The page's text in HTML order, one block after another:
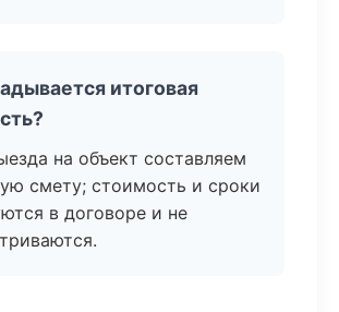
итоговая
на объект составляем
смету; стоимость и сроки
в договоре и не